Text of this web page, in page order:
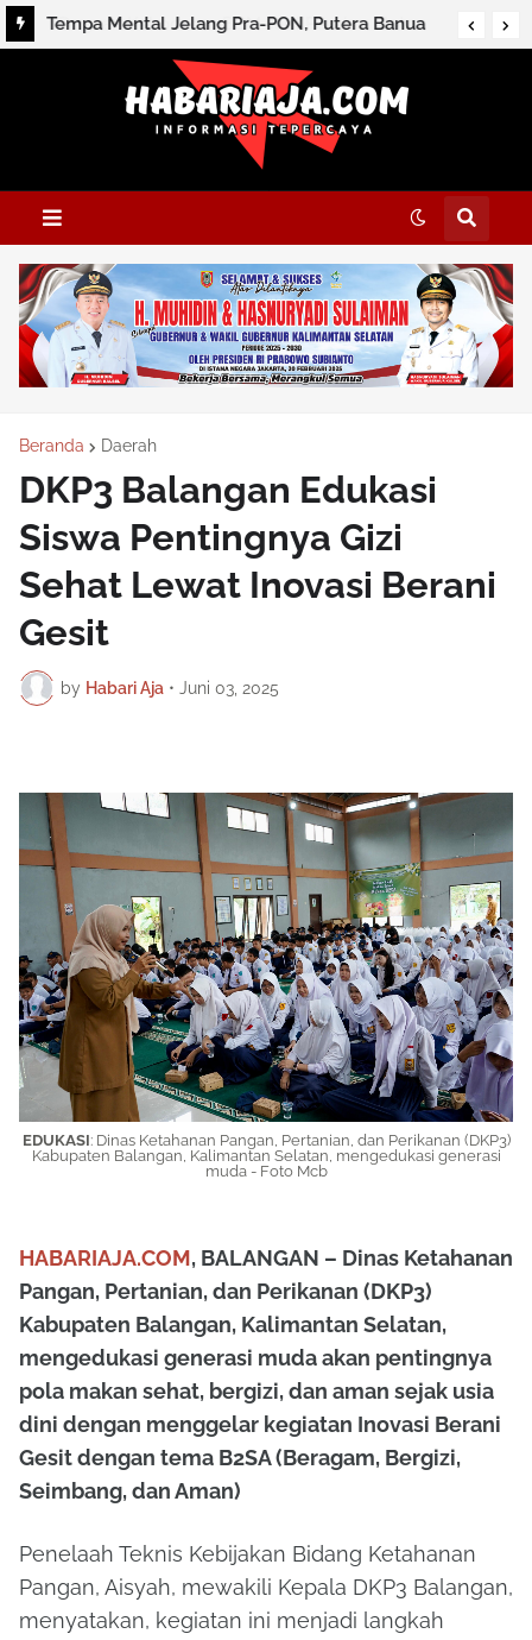
Tempa Mental Jelang Pra-PON, Putera Banua
Ikut Nusantara Futsal League
Beranda Daerah
DKP3 Balangan Edukasi
Siswa Pentingnya Gizi
Sehat Lewat Inovasi Berani
Gesit
by Habari Aja • Juni 03, 2025
EDUKASI: Dinas Ketahanan Pangan, Pertanian, dan Perikanan (DKP3)
Kabupaten Balangan, Kalimantan Selatan, mengedukasi generasi
muda - Foto Mcb
HABARIAJA.COM, BALANGAN – Dinas Ketahanan
Pangan, Pertanian, dan Perikanan (DKP3)
Kabupaten Balangan, Kalimantan Selatan,
mengedukasi generasi muda akan pentingnya
pola makan sehat, bergizi, dan aman sejak usia
dini dengan menggelar kegiatan Inovasi Berani
Gesit dengan tema B2SA (Beragam, Bergizi,
Seimbang, dan Aman)
Penelaah Teknis Kebijakan Bidang Ketahanan
Pangan, Aisyah, mewakili Kepala DKP3 Balangan,
menyatakan, kegiatan ini menjadi langkah